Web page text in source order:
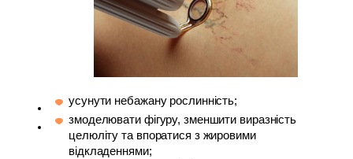
усунути небажану рослинність;
змоделювати фігуру, зменшити виразність
целюліту та впоратися з жировими
відкладеннями;